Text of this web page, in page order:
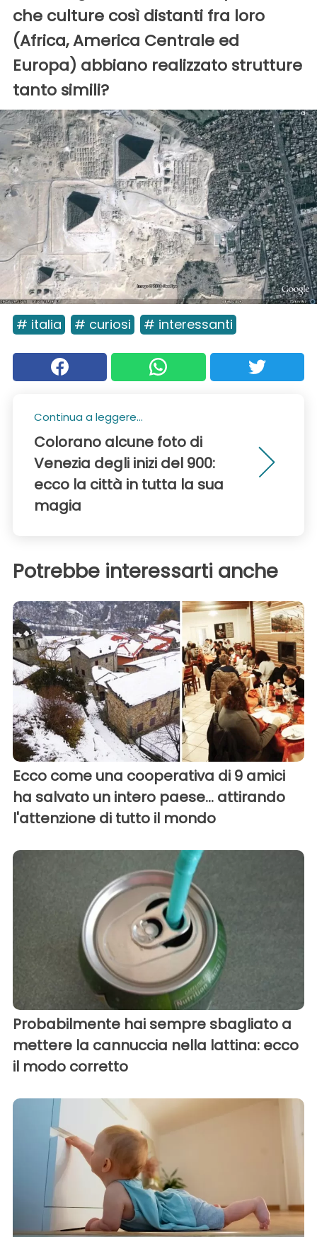
che culture così distanti fra loro
(Africa, America Centrale ed
Europa) abbiano realizzato strutture
tanto simili?
# italia # curiosi # interessanti
Continua a leggere...
Colorano alcune foto di
Venezia degli inizi del 900:
ecco la città in tutta la sua
magia
Potrebbe interessarti anche
Ecco come una cooperativa di 9 amici
ha salvato un intero paese... attirando
l'attenzione di tutto il mondo
Probabilmente hai sempre sbagliato a
mettere la cannuccia nella lattina: ecco
il modo corretto